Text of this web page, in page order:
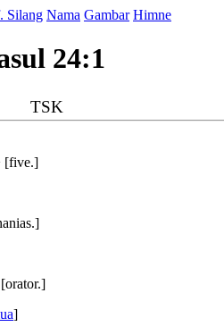
Silang Nama Gambar Himne
24:1
TSK
[five.]
]